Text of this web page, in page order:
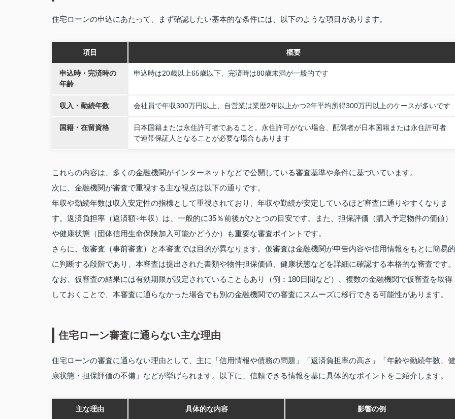
住宅ローンの申込にあたって、まず確認したい基本的な条件には、以下のような項目があります。
項目 概要
申込時・完済時の
年齢
申込時は20歳以上65歳以下、完済時は80歳未満が一般的です
収入・勤続年数 会社員で年収300万円以上、自営業は業歴2年以上かつ2年平均所得300万円以上のケースが多いです
国籍・在留資格
日本国籍または永住許可者であること。永住許可がない場合、配偶者が日本国籍または永住許可者
で連帯保証人となることが必要な場合もあります
これらの内容は、多くの金融機関がインターネットなどで公開している審査基準や条件に基づいています。
次に、金融機関が審査で重視する主な視点は以下の通りです。
年収や勤続年数は収入安定性の指標として重視されており、年収や勤続が安定しているほど審査に通りやすくなりま
す。返済負担率（返済額÷年収）は、一般的に35％前後がひとつの目安です。また、担保評価（購入予定物件の価値）
や健康状態（団体信用生命保険加入可能かどうか）も重要な審査ポイントです。
さらに、仮審査（事前審査）と本審査では目的が異なります。仮審査は金融機関が申告内容や信用情報をもとに簡易的
に判断する段階であり、本審査は提出された書類や物件担保価値、健康状態などを詳細に確認する本格的な審査です。
なお、仮審査の結果には有効期限が設定されていることもあり（例：180日間など）、複数の金融機関で仮審査を取得
しておくことで、本審査に通らなかった場合でも別の金融機関での審査にスムーズに移行できる可能性があります。
住宅ローン審査に通らない主な理由
住宅ローンの審査に通らない理由として、主に「信用情報や債務の問題」「返済負担率の高さ」「年齢や勤続年数、健
康状態・担保評価の不備」などが挙げられます。以下に、信頼できる情報を基に具体的なポイントをご紹介します。
主な理由 具体的な内容 影響の例